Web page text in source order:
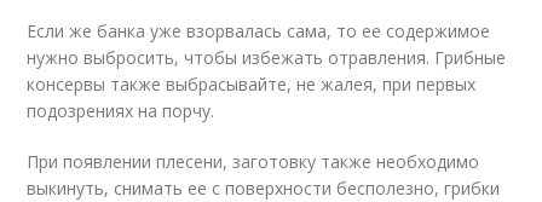
Если же банка уже взорвалась сама, то ее содержимое
нужно выбросить, чтобы избежать отравления. Грибные
консервы также выбрасывайте, не жалея, при первых
подозрениях на порчу.
При появлении плесени, заготовку также необходимо
выкинуть, снимать ее с поверхности бесполезно, грибки